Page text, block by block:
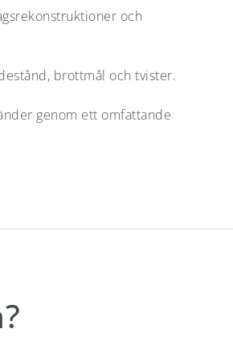
och
brottmål och tvister.
genom ett omfattande